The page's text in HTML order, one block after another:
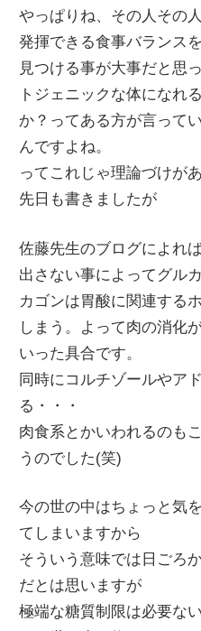
やっぱりね、その人その
発揮できる食事バランスを
見つける事が大事だと思
トジェニックな体になれ
か？ってある方が言って
んですよね。
ってこれじゃ理論づけが
先日も書きましたが
佐藤先生のブログによれ
出さない事によってグル
カゴンは胃酸に関連する
しまう。よって肉の消化
いった具合です。
同時にコルチゾールやア
る・・・
肉食系とかいわれるのも
うのでした(笑)
今の世の中はちょっと気
てしまいますから
そういう意味では日ごろ
だとは思いますが
極端な糖質制限は必要な